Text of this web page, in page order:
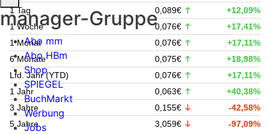
1 Tag
0,089€
+12,09%
1 Woche
0,076€
+17,41%
1 Monat
0,076€
+17,11%
6 Monate
0,075€
+18,98%
Lfd. Jahr (YTD)
0,076€
+17,11%
1 Jahr
0,063€
+40,38%
3 Jahre
0,155€
-42,58%
5 Jahre
3,059€ -97,09%
manager-Gruppe
Abo mm
Abo HBm
Shop
SPIEGEL
BuchMarkt
Werbung
Jobs